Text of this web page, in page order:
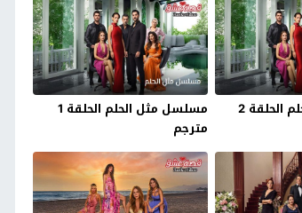
مسلسل مثل الحلم الحلقة 2
مسلسل مثل الحلم الحلقة 1
مترجم